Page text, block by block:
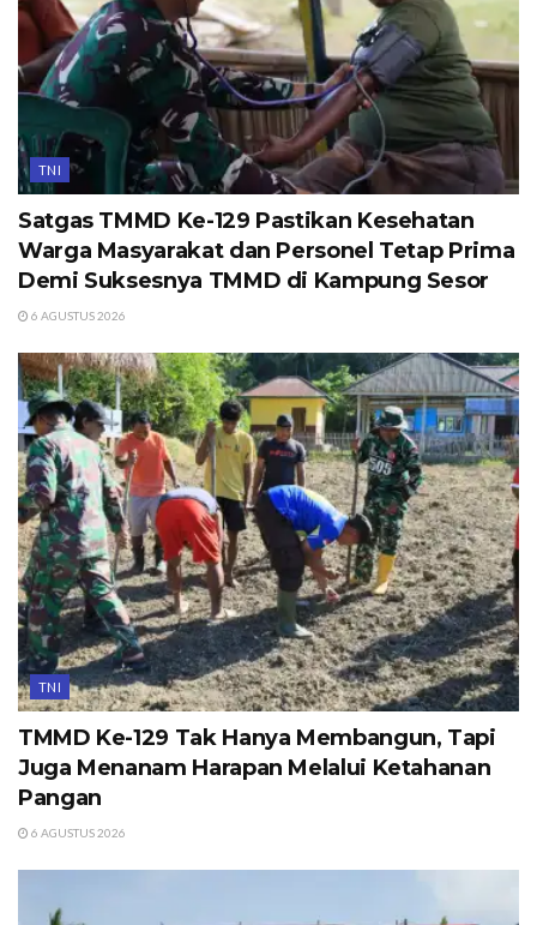
TNI
Satgas TMMD Ke-129 Pastikan Kesehatan
Warga Masyarakat dan Personel Tetap Prima
Demi Suksesnya TMMD di Kampung Sesor
6 AGUSTUS 2026
TNI
TMMD Ke-129 Tak Hanya Membangun, Tapi
Juga Menanam Harapan Melalui Ketahanan
Pangan
6 AGUSTUS 2026